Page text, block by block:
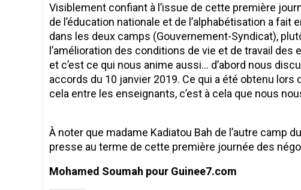
Visiblement confiant à l’issue de cette première
de l’éducation nationale et de l’alphabétisation a fait
dans les deux camps (Gouvernement-Syndicat),
l’amélioration des conditions de vie et de travail des
et c’est ce qui nous anime aussi… d’abord nous
accords du 10 janvier 2019. Ce qui a été obtenu lors
cela entre les enseignants, c’est à cela que nous
À noter que madame Kadiatou Bah de l’autre camp
presse au terme de cette première journée des
Mohamed Soumah pour Guinee7.com